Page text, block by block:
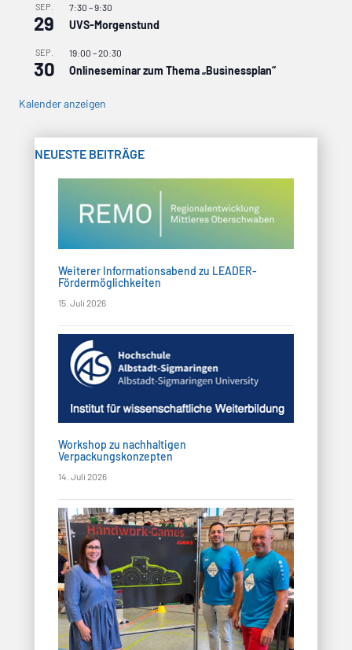
SEP.
29
7:30 –9:30
UVS-Morgenstund
SEP.
30
19:00 –20:30
Onlineseminar zum Thema „Businessplan“
Kalender anzeigen
NEUESTE BEITRÄGE
Weiterer Informationsabend zu LEADER-
Fördermöglichkeiten
15. Juli 2026
Workshop zu nachhaltigen
Verpackungskonzepten
14. Juli 2026